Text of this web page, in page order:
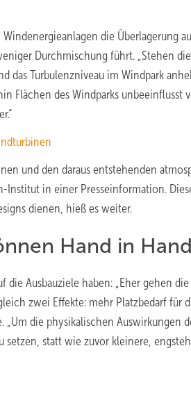
die Überlagerung
Durchmischung führt. „Stehen
das Turbulenzniveau im Windpark
Flächen des Windparks unbeeinflusst
und den daraus entstehenden
Institut in einer Presseinformation.
dienen, hieß es weiter.
Hand in
die Ausbauziele haben: „Eher gehen die
zwei Effekte: mehr Platzbedarf für
die physikalischen Auswirkungen
statt wie zuvor kleinere,